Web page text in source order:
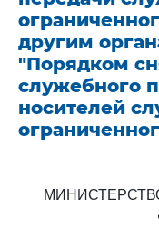
другим
"Порядком
служебного
носителей